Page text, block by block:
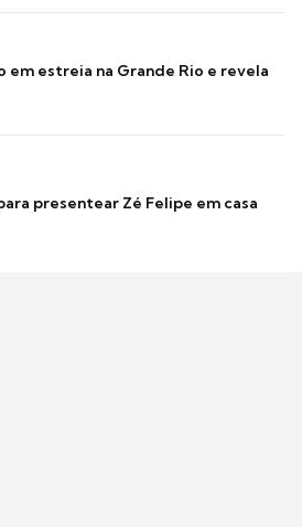
em estreia na Grande Rio e revela
presentear Zé Felipe em casa